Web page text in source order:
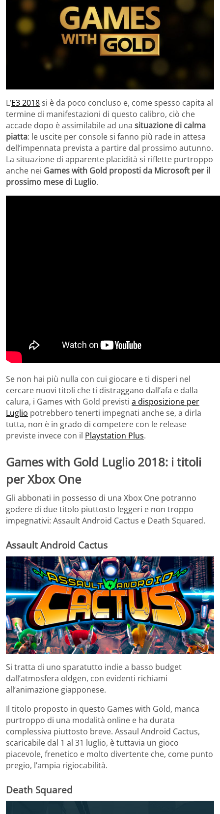
L’E3 2018si è da poco concluso e, come spesso capita al
termine di manifestazioni di questo calibro, ciò che
accade dopo è assimilabile ad una situazione di calma
piatta: le uscite per console si fanno più rade in attesa
dell’impennata prevista a partire dal prossimo autunno.
La situazione di apparente placidità si riflette purtroppo
anche nei Games with Gold proposti da Microsoft per il
prossimo mese di Luglio.
Se non hai più nulla con cui giocare e ti disperi nel
cercare nuovi titoli che ti distraggano dall’afa e dalla
calura, i Games with Gold previsti a disposizione per
Luglio potrebbero tenerti impegnati anche se, a dirla
tutta, non è in grado di competere con le release
previste invece con il Playstation Plus.
Games with Gold Luglio 2018: i titoli
per Xbox One
Gli abbonati in possesso di una Xbox One potranno
godere di due titolo piuttosto leggeri e non troppo
impegnativi: Assault Android Cactus e Death Squared.
Assault Android Cactus
Si tratta di uno sparatutto indie a basso budget
dall’atmosfera oldgen, con evidenti richiami
all’animazione giapponese.
Il titolo proposto in questo Games with Gold, manca
purtroppo di una modalità online e ha durata
complessiva piuttosto breve. Assaul Android Cactus,
scaricabile dal 1 al 31 luglio, è tuttavia un gioco
piacevole, frenetico e molto divertente che, come punto
pregio, l’ampia rigiocabilità.
Death Squared